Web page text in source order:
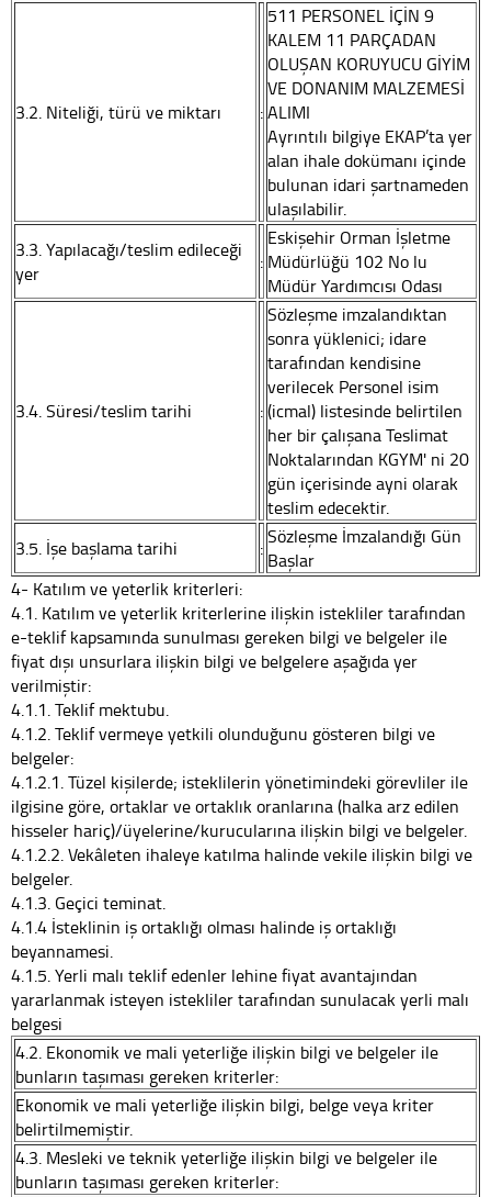
3.2. Niteliği, türü ve miktarı :
511 PERSONEL İÇİN 9
KALEM 11 PARÇADAN
OLUŞAN KORUYUCU GİYİM
VE DONANIM MALZEMESİ
ALIMI
Ayrıntılı bilgiye EKAP’ta yer
alan ihale dokümanı içinde
bulunan idari şartnameden
ulaşılabilir.
3.3. Yapılacağı/teslim edileceği
yer
:
Eskişehir Orman İşletme
Müdürlüğü 102 No lu
Müdür Yardımcısı Odası
3.4. Süresi/teslim tarihi :
Sözleşme imzalandıktan
sonra yüklenici; idare
tarafından kendisine
verilecek Personel isim
(icmal) listesinde belirtilen
her bir çalışana Teslimat
Noktalarından KGYM' ni 20
gün içerisinde ayni olarak
teslim edecektir.
3.5. İşe başlama tarihi
:Sözleşme İmzalandığı Gün
Başlar
4- Katılım ve yeterlik kriterleri:
4.1. Katılım ve yeterlik kriterlerine ilişkin istekliler tarafından
e-teklif kapsamında sunulması gereken bilgi ve belgeler ile
fiyat dışı unsurlara ilişkin bilgi ve belgelere aşağıda yer
verilmiştir:
4.1.1. Teklif mektubu.
4.1.2. Teklif vermeye yetkili olunduğunu gösteren bilgi ve
belgeler:
4.1.2.1. Tüzel kişilerde; isteklilerin yönetimindeki görevliler ile
ilgisine göre, ortaklar ve ortaklık oranlarına (halka arz edilen
hisseler hariç)/üyelerine/kurucularına ilişkin bilgi ve belgeler.
4.1.2.2. Vekâleten ihaleye katılma halinde vekile ilişkin bilgi ve
belgeler.
4.1.3. Geçici teminat.
4.1.4 İsteklinin iş ortaklığı olması halinde iş ortaklığı
beyannamesi.
4.1.5. Yerli malı teklif edenler lehine fiyat avantajından
yararlanmak isteyen istekliler tarafından sunulacak yerli malı
belgesi
4.2. Ekonomik ve mali yeterliğe ilişkin bilgi ve belgeler ile
bunların taşıması gereken kriterler:
Ekonomik ve mali yeterliğe ilişkin bilgi, belge veya kriter
belirtilmemiştir.
4.3. Mesleki ve teknik yeterliğe ilişkin bilgi ve belgeler ile
bunların taşıması gereken kriterler: